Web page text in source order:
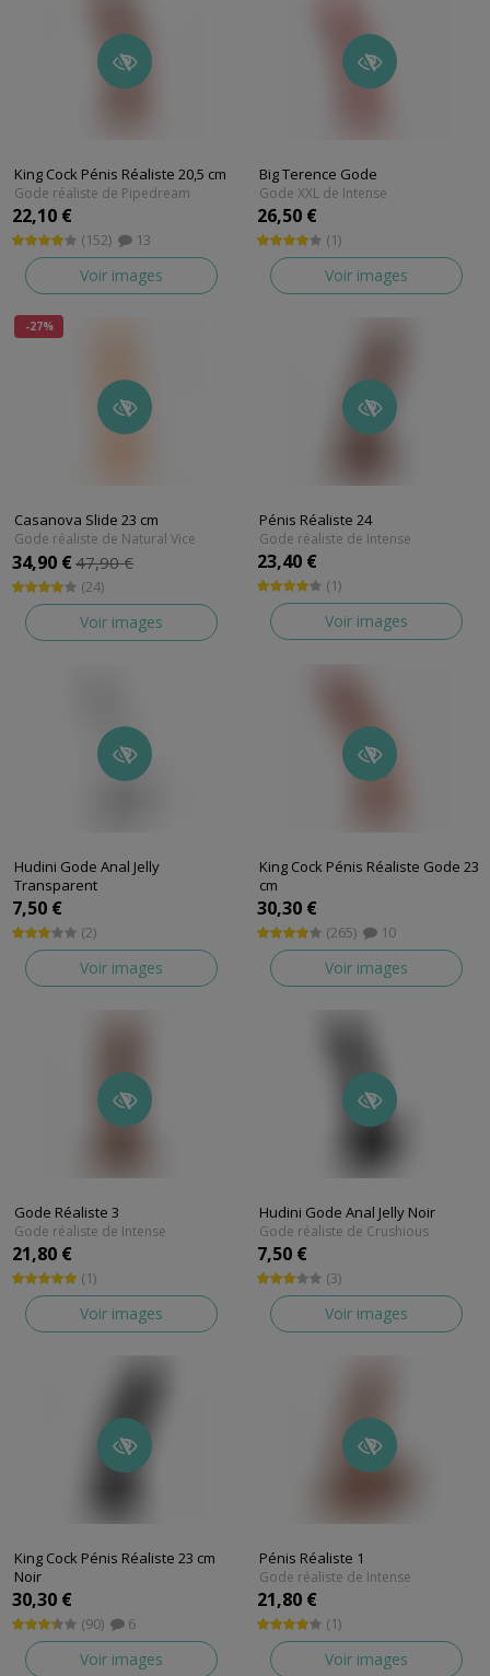
King Cock Pénis Réaliste 20,5 cm
Gode réaliste de Pipedream
22,10 €
(152) 13
Voir images
Big Terence Gode
Gode XXL de Intense
26,50 €
(1)
Voir images
-27%
Casanova Slide 23 cm
Gode réaliste de Natural Vice
34,90 € 47,90 €
(24)
Voir images
Pénis Réaliste 24
Gode réaliste de Intense
23,40 €
(1)
Voir images
Hudini Gode Anal Jelly
Transparent
Gode réaliste de Crushious
7,50 €
(2)
Voir images
King Cock Pénis Réaliste Gode 23
cm
Gode réaliste de Pipedream
30,30 €
(265) 10
Voir images
Gode Réaliste 3
Gode réaliste de Intense
21,80 €
(1)
Voir images
Hudini Gode Anal Jelly Noir
Gode réaliste de Crushious
7,50 €
(3)
Voir images
King Cock Pénis Réaliste 23 cm
Noir
Gode réaliste de Pipedream
30,30 €
(90) 6
Voir images
Pénis Réaliste 1
Gode réaliste de Intense
21,80 €
(1)
Voir images